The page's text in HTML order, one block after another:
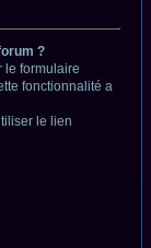
?
le formulaire
fonctionnalité a
le lien